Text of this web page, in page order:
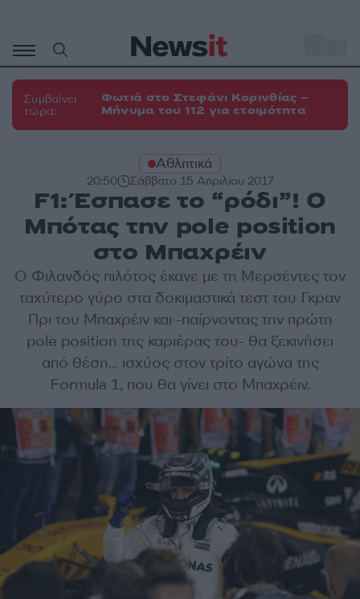
περιεχόμενο
Συμβαίνει
τώρα:
Φωτιά στο Στεφάνι Κορινθίας –
Μήνυμα του 112 για ετοιμότητα
Αθλητικά
20:50 Σάββατο 15 Απριλίου 2017
F1: Έσπασε το “ρόδι”! Ο
Μπότας την pole position
στο Μπαχρέιν
Ο Φιλανδός πιλότος έκανε με τη Μερσέντες τον
ταχύτερο γύρο στα δοκιμαστικά τεστ του Γκραν
Πρι του Μπαχρέιν και -παίρνοντας την πρώτη
pole position της καριέρας του- θα ξεκινήσει
από θέση... ισχύος στον τρίτο αγώνα της
Formula 1, που θα γίνει στο Μπαχρέιν.